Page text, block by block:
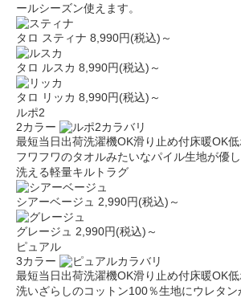
ールシーズン使えます。
タロ スティナ 8,990円(税込)～
タロ ルスカ 8,990円(税込)～
タロ リッカ 8,990円(税込)～
ルポ2
2カラー
最短当日出荷洗濯機OK滑り止め付床暖OK
フワフワのタオルみたいなパイル生地が優
洗える軽量キルトラグ
シアーベージュ 2,990円(税込)～
グレージュ 2,990円(税込)～
ピュアル
3カラー
最短当日出荷洗濯機OK滑り止め付床暖OK
洗いざらしのコットン100％生地にウレタン